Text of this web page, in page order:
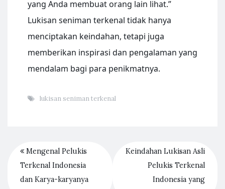
yang Anda membuat orang lain lihat.”
Lukisan seniman terkenal tidak hanya
menciptakan keindahan, tetapi juga
memberikan inspirasi dan pengalaman yang
mendalam bagi para penikmatnya.
lukisan seniman terkenal
Mengenal Pelukis
Terkenal Indonesia
dan Karya-karyanya
Keindahan Lukisan Asli
Pelukis Terkenal
Indonesia yang